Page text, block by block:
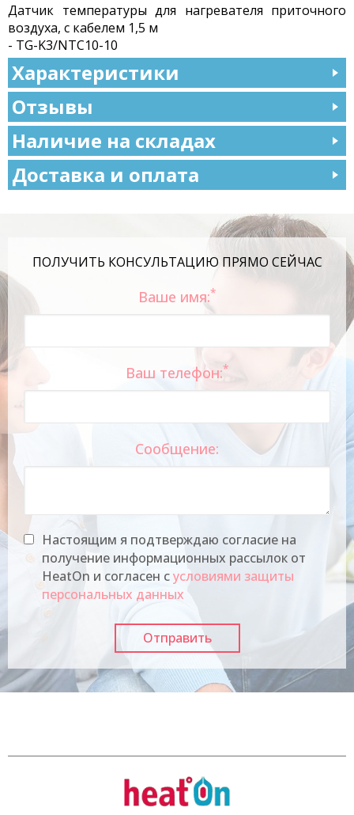
Датчик температуры для нагревателя приточного
воздуха, с кабелем 1,5 м
- TG-K3/NTC10-10
Характеристики
Отзывы
Наличие на складах
Доставка и оплата
ПОЛУЧИТЬ КОНСУЛЬТАЦИЮ ПРЯМО СЕЙЧАС
Ваше имя:*
Ваш телефон:*
Сообщение:
Настоящим я подтверждаю согласие на
получение информационных рассылок от
HeatOn и согласен сусловиями защиты
персональных данных